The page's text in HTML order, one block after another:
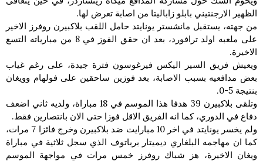
الظهير الارجنتيني بابلو زاباليتا من اصابة تعرض لها.
من جهته، يستقبل مانشستر يونايتد حامل اللقب بلاكبيرن روفرز الاخير
على ملعبه اولد ترافورد، بعد ان حقق الفوز في 8 من مبارياته التسع
الاخيرة.
ويعيش فريق السير اليكس فيرغوسون فترة جيدة، على رغم غياب
بعض مدافعيه بسبب الاصابة، بعد فوزين ساحقين على فولهام وويغان
بنتيجة 5-0.
وتلقى بلاكبيرن 39 هدفا هذا الموسم في 18 مباراة، ولديه ثاني اضعف
دفاع في الدوري، كما انه الفريق الاقل فوزا حتى الان بانتصارين فقط.
ولم يخسر يونايتد في اخر 10 مبارايت ضد بلاكبيرن وخرج فائزا 7 مرات،
كما ان مهاجمه البلغاري ديميتار برباتوف الذي سجل ثلاثية في مباراة
ويغان الاخيرة، هز شباك روفرز خمس مرات في مواجهة الموسم